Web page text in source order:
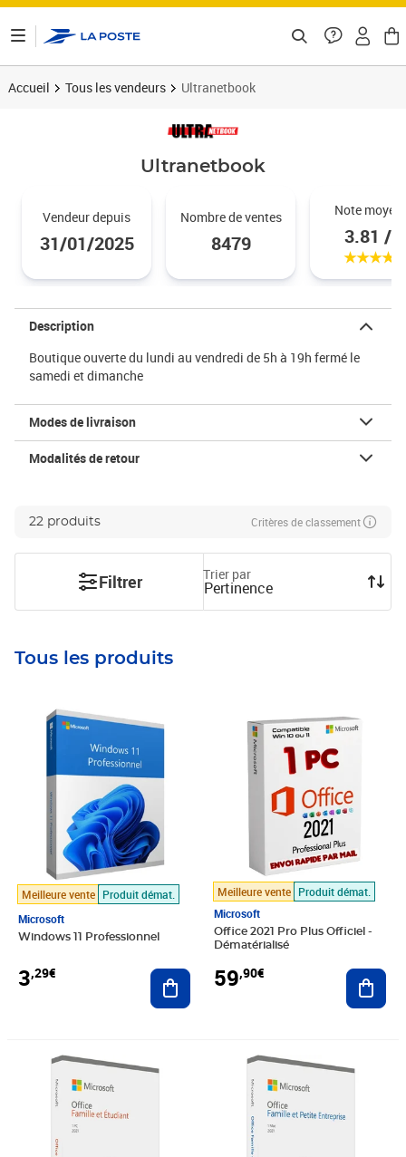
Accueil Tous les vendeurs Ultranetbook
Ultranetbook
Vendeur depuis
31/01/2025
Nombre de ventes
8479
Note
3.81 / 5
Description
Boutique ouverte du lundi au vendredi de 5h à 19h fermé le
samedi et dimanche
Modes de livraison
Modalités de retour
22 produits Critères de classement
Filtrer Trier par
Pertinence
Tous les produits
Meilleure vente Produit démat.
Microsoft
Windows 11 Professionnel
3,29€
Prix 3,29€
Ajouter au panier
Meilleure vente Produit démat.
Microsoft
Office 2021 Pro Plus Officiel -
Dématérialisé
59,90€
Prix 59,90€
Prix 119,90€ Prix barré 59,90€
Prix 23,90€